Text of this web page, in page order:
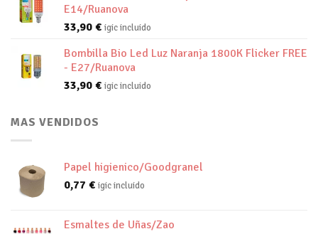
E14/Ruanova
33,90 € igic incluido
Bombilla Bio Led Luz Naranja 1800K Flicker FREE
- E27/Ruanova
33,90 € igic incluido
MAS VENDIDOS
Papel higienico/Goodgranel
0,77 € igic incluido
Esmaltes de Uñas/Zao